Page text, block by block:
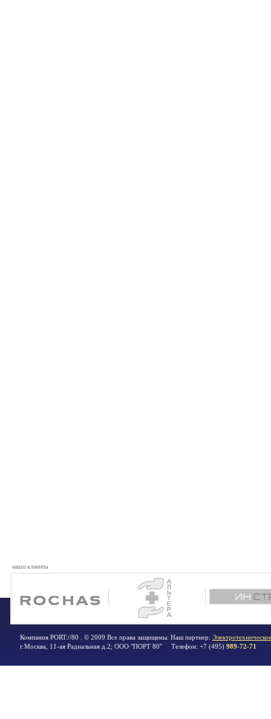
наши клиенты
Компания PORT://80 . © 2009 Все права защищены. Наш партнер:
г.Москва 11-ая Радиальная д.2; ООО "ПОРТ 80" Телефон: +7 (495) 989-72-71